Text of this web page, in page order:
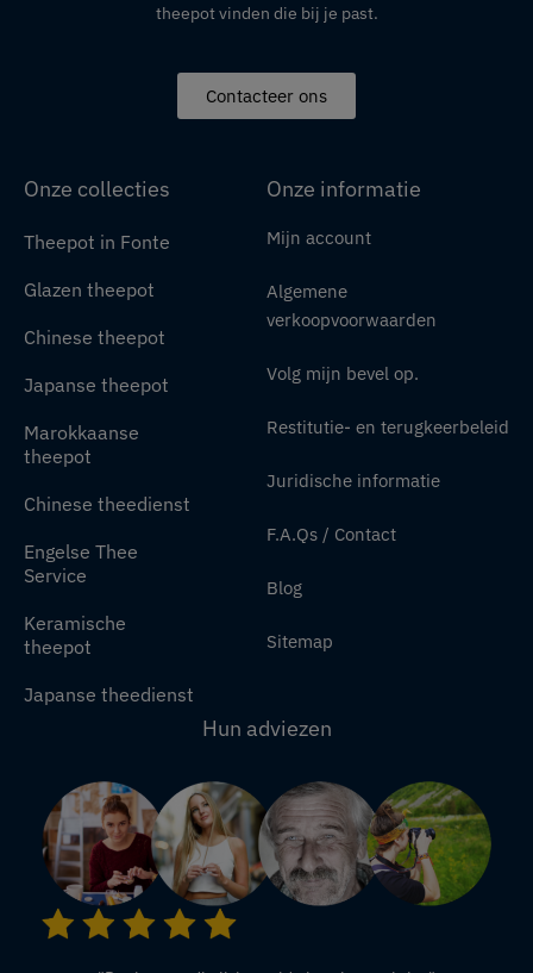
theepot vinden die bij je past.
Contacteer ons
Onze collecties
Theepot in Fonte
Glazen theepot
Chinese theepot
Japanse theepot
Marokkaanse
theepot
Chinese theedienst
Engelse Thee
Service
Keramische
theepot
Japanse theedienst
Onze informatie
Mijn account
Algemene
verkoopvoorwaarden
Volg mijn bevel op.
Restitutie- en terugkeerbeleid
Juridische informatie
F.A.Qs / Contact
Blog
Sitemap
Hun adviezen